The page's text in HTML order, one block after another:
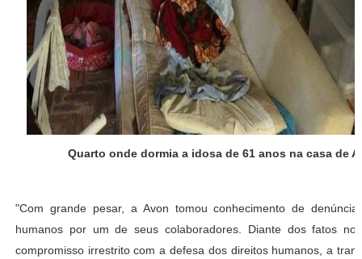
Quarto onde dormia a idosa de 61 anos na casa de
"Com grande pesar, a Avon tomou conhecimento de
humanos por um de seus colaboradores. Diante dos fatos
compromisso irrestrito com a defesa dos direitos humanos, a